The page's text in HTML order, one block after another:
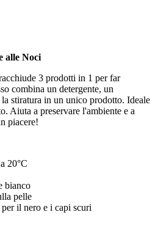
alle Noci
3 prodotti in 1 per far
combina un detergente, un
stiratura in un unico prodotto. Ideale
Aiuta a preservare l'ambiente e a
piacere!
20°C
bianco
pelle
il nero e i capi scuri